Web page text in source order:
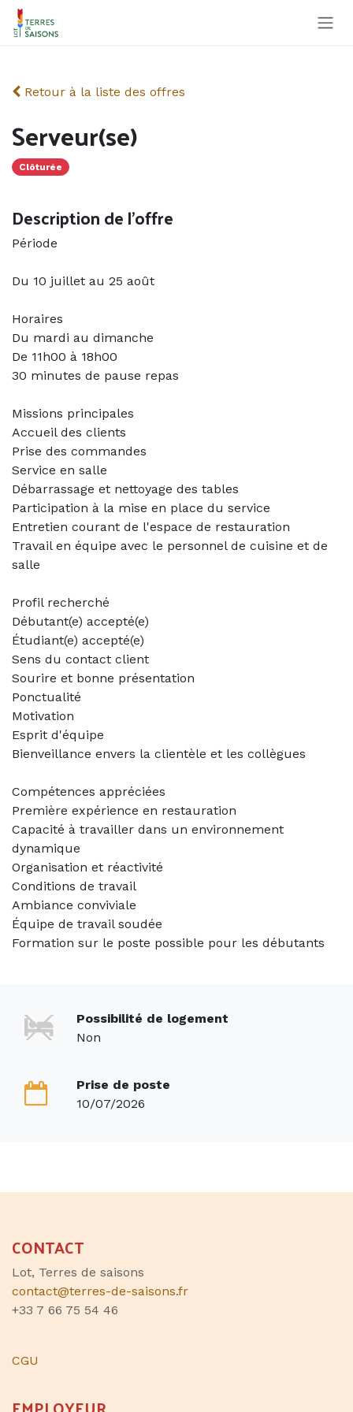
Se rendre au contenu
Retour à la liste des offres
Serveur(se)
Clôturée
Description de l'offre
Période
Du 10 juillet au 25 août
Horaires
Du mardi au dimanche
De 11h00 à 18h00
30 minutes de pause repas
Missions principales
Accueil des clients
Prise des commandes
Service en salle
Débarrassage et nettoyage des tables
Participation à la mise en place du service
Entretien courant de l'espace de restauration
Travail en équipe avec le personnel de cuisine et de
salle
Profil recherché
Débutant(e) accepté(e)
Étudiant(e) accepté(e)
Sens du contact client
Sourire et bonne présentation
Ponctualité
Motivation
Esprit d'équipe
Bienveillance envers la clientèle et les collègues
Compétences appréciées
Première expérience en restauration
Capacité à travailler dans un environnement
dynamique
Organisation et réactivité
Conditions de travail
Ambiance conviviale
Équipe de travail soudée
Formation sur le poste possible pour les débutants
Possibilité de logement
Non
Prise de poste
10/07/2026
CONTACT
Lot, Terres de saisons
contact@terres-de-saisons.fr
+33 7 66 75 54 46
CGU